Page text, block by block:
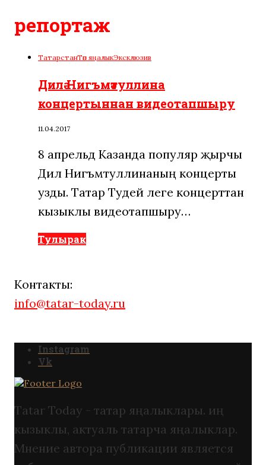
репортаж
ТатарстанТөп яңалыкЭксклюзив
Дилә Нигъмәтуллина
концертыннан видеотапшыру
11.04.2017
8 апрельдә Казанда популяр җырчы
Дилә Нигъмәтуллинаның концерты
узды. Татар Тудей әлеге концерттан
кызыклы видеотапшыру…
Тулырак
Контакты:
info@tatar-today.ru
Instagram
Vk
Tatar Today - татар яңалыклары. иң
кызыклы, актуаль татарча яңалыклар.
Мнение автора публикации является